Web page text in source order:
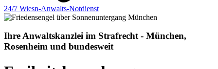
24/7 Wiesn-Anwalts-Notdienst
Ihre Anwaltskanzlei im Strafrecht - München,
Rosenheim und bundesweit